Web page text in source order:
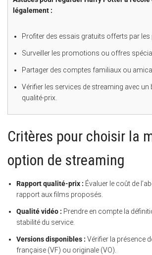
légalement :
Profiter des essais gratuits offerts par les
Surveiller les promotions ou offres
Partager des comptes familiaux ou
Vérifier les services de streaming avec
qualité-prix.
Critères pour choisir la
option de streaming
Rapport qualité-prix : Évaluer le coût de
rapport aux films proposés.
Qualité vidéo : Prendre en compte la
stabilité du service.
Versions disponibles : Vérifier la présence
française (VF) ou originale (VO).